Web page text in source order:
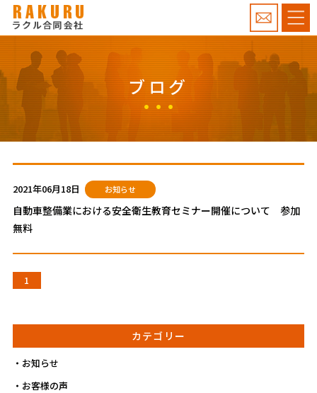
ブログ
自動車整備業における安全衛生教育セミナー開催について 参加
無料
2021年06月18日 お知らせ
1
カテゴリー
お知らせ
お客様の声